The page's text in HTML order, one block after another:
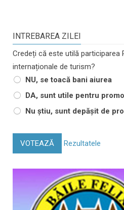
INTREBAREA ZILEI
Credeți că este utilă participarea
internaționale de turism?
NU, se toacă bani aiurea
DA, sunt utile pentru
Nu știu, sunt depășit de
VOTEAZĂ Rezultatele